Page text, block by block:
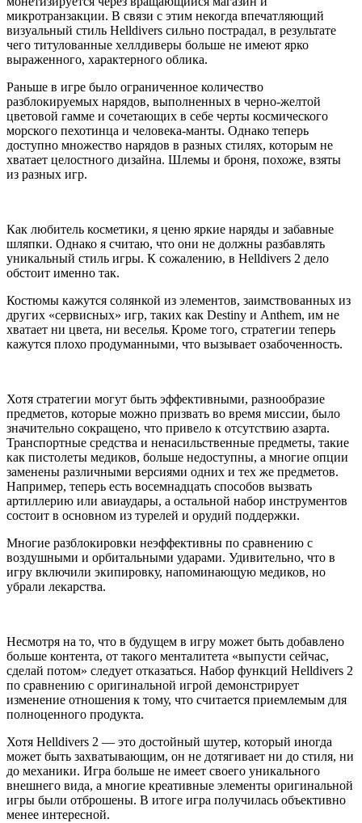
микротранзакции. В связи с этим некогда впечатляющий
визуальный стиль Helldivers сильно пострадал, в результате
чего титулованные хеллдиверы больше не имеют ярко
выраженного, характерного облика.
Раньше в игре было ограниченное количество
разблокируемых нарядов, выполненных в черно-желтой
цветовой гамме и сочетающих в себе черты космического
морского пехотинца и человека-манты. Однако теперь
доступно множество нарядов в разных стилях, которым не
хватает целостного дизайна. Шлемы и броня, похоже, взяты
из разных игр.
Как любитель косметики, я ценю яркие наряды и забавные
шляпки. Однако я считаю, что они не должны разбавлять
уникальный стиль игры. К сожалению, в Helldivers 2 дело
обстоит именно так.
Костюмы кажутся солянкой из элементов, заимствованных из
других «сервисных» игр, таких как Destiny и Anthem, им не
хватает ни цвета, ни веселья. Кроме того, стратегии теперь
кажутся плохо продуманными, что вызывает озабоченность.
Хотя стратегии могут быть эффективными, разнообразие
предметов, которые можно призвать во время миссии, было
значительно сокращено, что привело к отсутствию азарта.
Транспортные средства и ненасильственные предметы, такие
как пистолеты медиков, больше недоступны, а многие опции
заменены различными версиями одних и тех же предметов.
Например, теперь есть восемнадцать способов вызвать
артиллерию или авиаудары, а остальной набор инструментов
состоит в основном из турелей и орудий поддержки.
Многие разблокировки неэффективны по сравнению с
воздушными и орбитальными ударами. Удивительно, что в
игру включили экипировку, напоминающую медиков, но
убрали лекарства.
Несмотря на то, что в будущем в игру может быть добавлено
больше контента, от такого менталитета «выпусти сейчас,
сделай потом» следует отказаться. Набор функций Helldivers 2
по сравнению с оригинальной игрой демонстрирует
изменение отношения к тому, что считается приемлемым для
полноценного продукта.
Хотя Helldivers 2 — это достойный шутер, который иногда
может быть захватывающим, он не дотягивает ни до стиля, ни
до механики. Игра больше не имеет своего уникального
внешнего вида, а многие креативные элементы оригинальной
игры были отброшены. В итоге игра получилась объективно
менее интересной.